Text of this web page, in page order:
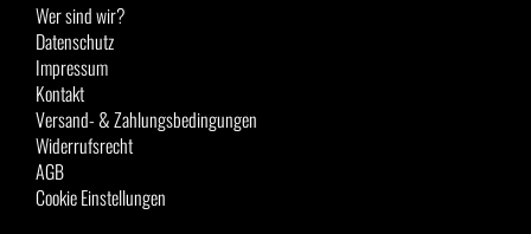
Wer sind wir?
Datenschutz
Impressum
Kontakt
Versand- & Zahlungsbedingungen
Widerrufsrecht
AGB
Cookie Einstellungen